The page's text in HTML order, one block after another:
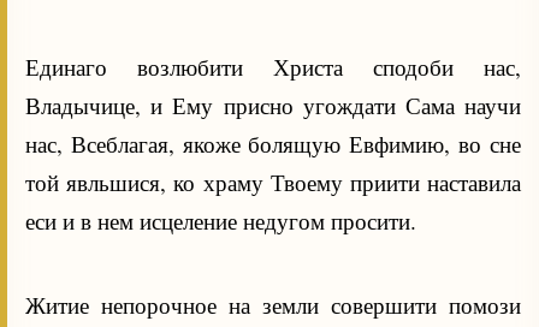
Единаго возлюбити Христа сподоби нас,
Владычице, и Ему присно угождати Сама научи
нас, Всеблагая, якоже болящую Евфимию, во сне
той явльшися, ко храму Твоему приити наставила
еси и в нем исцеление недугом просити.
Житие непорочное на земли совершити помози